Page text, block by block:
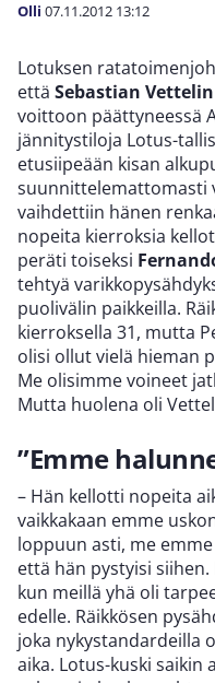
Olli 07.11.2012 13:12
Lotuksen
että Sebastian Vettelin
voittoon päättyneessä
jännitystiloja Lotus-
etusiipeään kisan
suunnittelemattomasti
vaihdettiin hänen
nopeita kierroksia
peräti toiseksi
tehtyä
puolivälin paikkeilla.
kierroksella 31, mutta
olisi ollut vielä hieman
Me olisimme voineet
Mutta huolena oli
”Emme
– Hän kellotti nopeita
vaikkakaan emme
loppuun asti, me
että hän pystyisi
kun meillä yhä oli
edelle. Räikkösen
joka nykystandardeilla
aika. Lotus-kuski